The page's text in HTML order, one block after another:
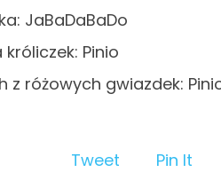
JaBaDaBaDo
króliczek: Pinio
z różowych gwiazdek:
Tweet Pin It